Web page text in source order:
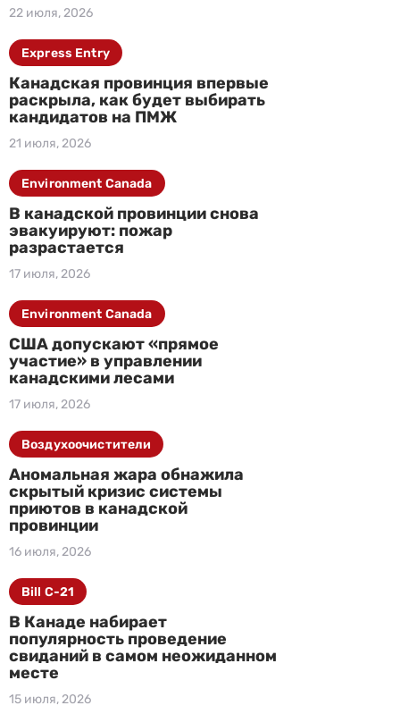
22 июля, 2026
Канадская провинция впервые
раскрыла, как будет выбирать
кандидатов на ПМЖ
21 июля, 2026
Express Entry
В канадской провинции снова
эвакуируют: пожар
разрастается
17 июля, 2026
Environment Canada
США допускают «прямое
участие» в управлении
канадскими лесами
17 июля, 2026
Environment Canada
Аномальная жара обнажила
скрытый кризис системы
приютов в канадской
провинции
16 июля, 2026
Воздухоочистители
В Канаде набирает
популярность проведение
свиданий в самом неожиданном
месте
15 июля, 2026
Bill C-21